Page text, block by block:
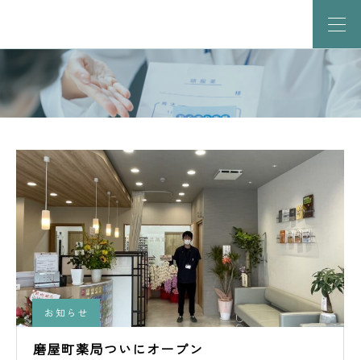
お知らせ
磨屋町薬局ついにオープン